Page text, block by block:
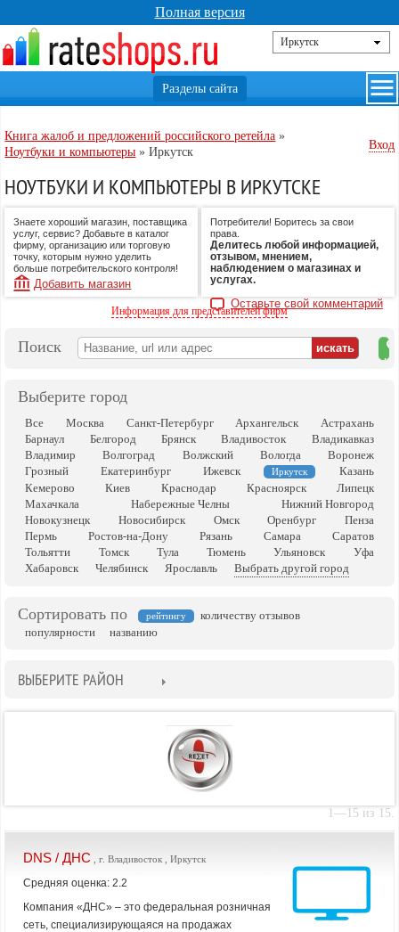
Полная версия
Книга жалоб и предложений российского ретейла »
Ноутбуки и компьютеры »Иркутск
Вход
НОУТБУКИ И КОМПЬЮТЕРЫ В ИРКУТСКЕ
Знаете хороший магазин, поставщика
услуг, сервис? Добавьте в каталог
фирму, организацию или торговую
точку, которым нужно уделить
больше потребительского контроля!
Добавить магазин
Потребители! Боритесь за свои
права.
Делитесь любой информацией,
отзывом, мнением,
наблюдением о магазинах и
услугах.
Оставьте свой комментарий
Информация для представителей фирм
Поиск
на
Выберите город
Все Москва Санкт-Петербург Архангельск
Астрахань
Барнаул
Белгород Брянск Владивосток
Владикавказ
Владимир
Волгоград Волжский Вологда
Воронеж
Грозный
Екатеринбург Ижевск Иркутск
Казань
Кемерово
Киев Краснодар Красноярск
Липецк
Махачкала
Набережные Челны
Нижний Новгород
Новокузнецк
Новосибирск Омск Оренбург
Пенза
Пермь
Ростов-на-Дону Рязань Самара
Саратов
Тольятти
Томск Тула Тюмень Ульяновск
Уфа
Хабаровск
Челябинск Ярославль Выбрать другой город
Сортировать по рейтингу
количеству отзывов
популярности
названию
ВЫБЕРИТЕ РАЙОН
1—15 из 15.
DNS / ДНС , г. Владивосток , Иркутск
Средняя оценка: 2.2
Компания «ДНС» – это федеральная розничная
сеть, специализирующаяся на продажах